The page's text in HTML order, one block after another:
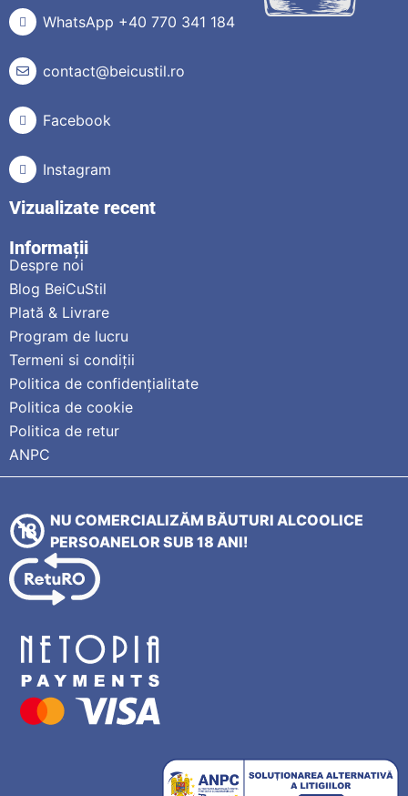
WhatsApp +40 770 341 184
contact@beicustil.ro
Facebook
Instagram
Vizualizate recent
Informații
Despre noi
Blog BeiCuStil
Plată & Livrare
Program de lucru
Termeni si condiții
Politica de confidențialitate
Politica de cookie
Politica de retur
ANPC
NU COMERCIALIZĂM BĂUTURI ALCOOLICE
PERSOANELOR SUB 18 ANI!